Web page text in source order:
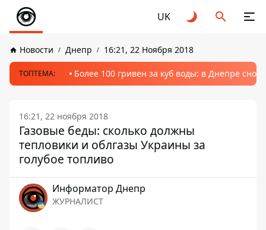
UK
Новости Днепр 16:21, 22 Ноября 2018
ТОПТЕМА: Более 100 гривен за куб воды: в Днепре
16:21, 22 ноября 2018
Газовые беды: сколько должны
тепловики и облгазы Украины за
голубое топливо
Информатор Днепр
ЖУРНАЛИСТ